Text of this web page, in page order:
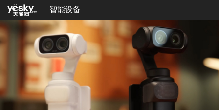
智能设备